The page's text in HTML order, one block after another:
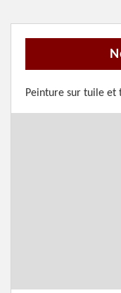
Peinture sur tuile et